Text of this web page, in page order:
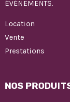
ÉVÉNEMENTS.
Location
Vente
Prestations
NOS